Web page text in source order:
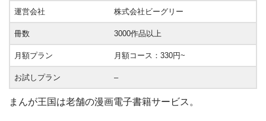
運営会社 株式会社ビーグリー
冊数 3000作品以上
月額プラン 月額コース：330円~
お試しプラン –
まんが王国は老舗の漫画電子書籍サービス。